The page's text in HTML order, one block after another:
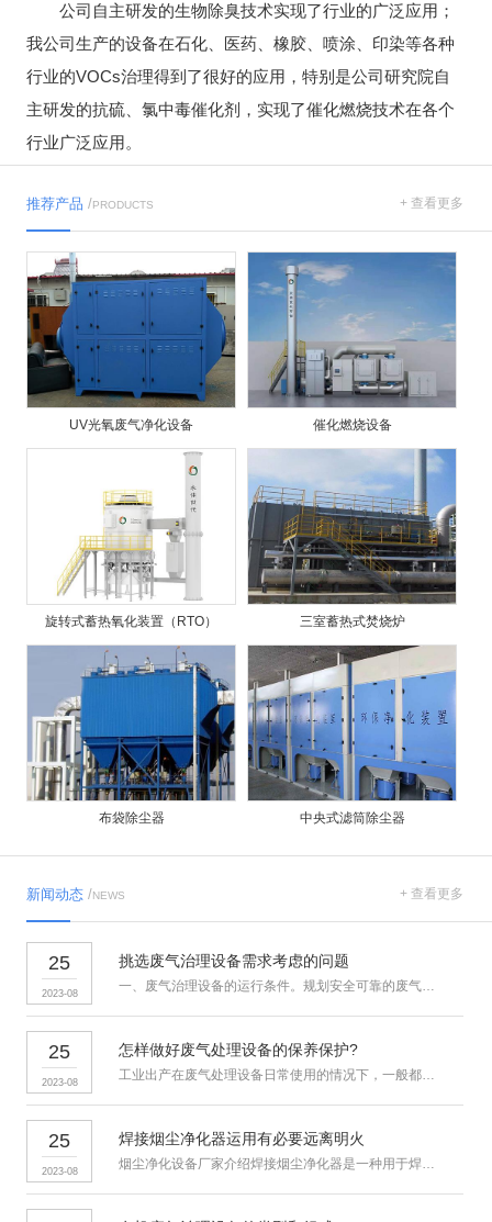
公司自主研发的生物除臭技术实现了行业的广泛应用；
我公司生产的设备在石化、医药、橡胶、喷涂、印染等各种
行业的VOCs治理得到了很好的应用，特别是公司研究院自
主研发的抗硫、氯中毒催化剂，实现了催化燃烧技术在各个
行业广泛应用。
推荐产品 /PRODUCTS + 查看更多
UV光氧废气净化设备 催化燃烧设备
旋转式蓄热氧化装置（RTO） 三室蓄热式焚烧炉
布袋除尘器 中央式滤筒除尘器
新闻动态 /NEWS + 查看更多
25
2023-08
挑选废气治理设备需求考虑的问题
一、废气治理设备的运行条件。规划安全可靠的废气治理设备，依据废…
25
2023-08
怎样做好废气处理设备的保养保护?
工业出产在废气处理设备日常使用的情况下，一般都会疏忽对废气处理…
25
2023-08
焊接烟尘净化器运用有必要远离明火
烟尘净化设备厂家介绍焊接烟尘净化器是一种用于焊接烟尘净化的除尘…